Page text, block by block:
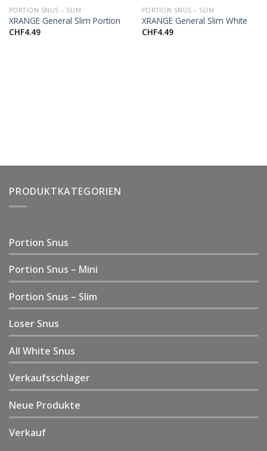
PORTION SNUS – SLIM
XRANGE General Slim Portion
CHF4.49
PORTION SNUS – SLIM
XRANGE General Slim White
CHF4.49
PRODUKTKATEGORIEN
Portion Snus
Portion Snus – Mini
Portion Snus – Slim
Loser Snus
All White Snus
Verkaufsschlager
Neue Produkte
Verkauf